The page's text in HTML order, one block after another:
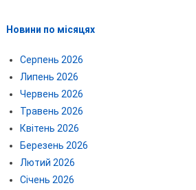
Новини по місяцях
Серпень 2026
Липень 2026
Червень 2026
Травень 2026
Квітень 2026
Березень 2026
Лютий 2026
Січень 2026